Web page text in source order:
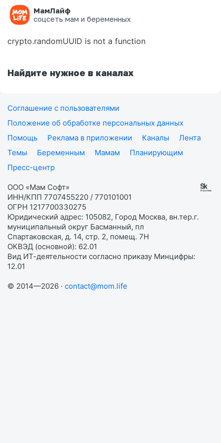
МамЛайф
соцсеть мам и беременных
Ошибка на странице
crypto.randomUUID is not a function
Найдите нужное в каналах
Соглашение с пользователями
Положение об обработке персональных данных
Помощь
Реклама в приложении Каналы
Лента
Темы
Беременным Мамам
Планирующим
Пресс-центр
ООО «Мам Софт»
ИНН/КПП 7707455220 / 770101001
ОГРН 1217700330275
Юридический адрес: 105082, Город Москва, вн.тер.г.
муниципальный округ Басманный, пл
Спартаковская, д. 14, стр. 2, помещ. 7Н
ОКВЭД (основной): 62.01
Вид ИТ-деятельности согласно приказу Минцифры:
12.01
© 2014—2026 · contact@mom.life